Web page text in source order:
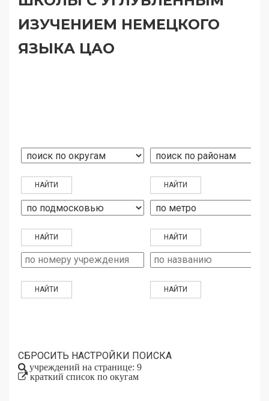
ИЗУЧЕНИЕМ НЕМЕЦКОГО
ЯЗЫКА ЦАО
СБРОСИТЬ НАСТРОЙКИ ПОИСКА
учреждений на странице: 9
краткий список по окугам